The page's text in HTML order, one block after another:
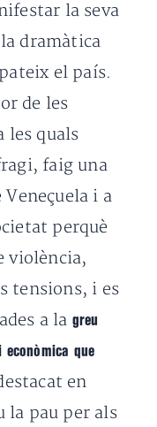
la seva
dramàtica
el país.
de les
les quals
faig una
i a
perquè
violència,
tensions, i es
a la greu
que
en
la pau per als